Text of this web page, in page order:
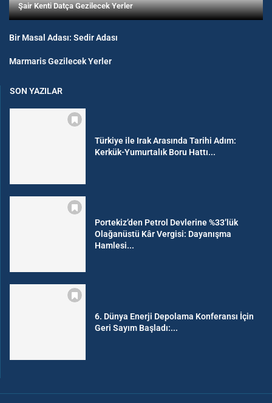
Şair Kenti Datça Gezilecek Yerler
Bir Masal Adası: Sedir Adası
Marmaris Gezilecek Yerler
SON YAZILAR
Türkiye ile Irak Arasında Tarihi Adım:
Kerkük-Yumurtalık Boru Hattı...
Portekiz’den Petrol Devlerine %33’lük
Olağanüstü Kâr Vergisi: Dayanışma
Hamlesi...
6. Dünya Enerji Depolama Konferansı İçin
Geri Sayım Başladı:...